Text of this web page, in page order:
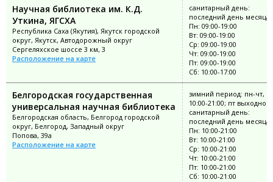
Научная библиотека им. К.Д.
Уткина, ЯГСХА
Республика Саха (Якутия), Якутск городской
округ, Якутск, Автодорожный округ
Сергеляхское шоссе 3 км, 3
Расположение на карте
санитарный день:
последний день месяца
Пн: 09:00-19:00
Вт: 09:00-19:00
Ср: 09:00-19:00
Чт: 09:00-19:00
Пт: 09:00-19:00
Сб: 10:00-17:00
Белгородская государственная
универсальная научная библиотека
Белгородская область, Белгород городской
округ, Белгород, Западный округ
Попова, 39а
Расположение на карте
зимний период: пн-чт,
10:00-21:00; пт выходной;
санитарный день:
последний день месяца
Пн: 10:00-21:00
Вт: 10:00-21:00
Ср: 10:00-21:00
Чт: 10:00-21:00
Пт: 10:00-21:00
Сб: 10:00-21:00